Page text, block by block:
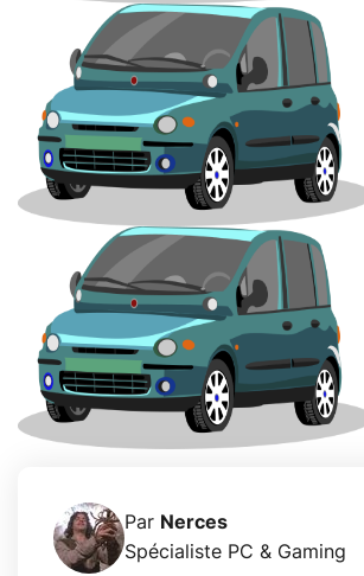
Par Nerces
Spécialiste PC & Gaming